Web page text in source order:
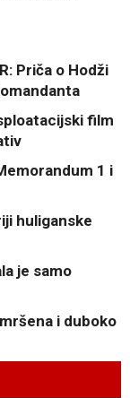
Priča o Hodži
film
1 i
huliganske
je samo
i duboko